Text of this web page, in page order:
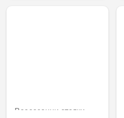
Всесезонни стелки